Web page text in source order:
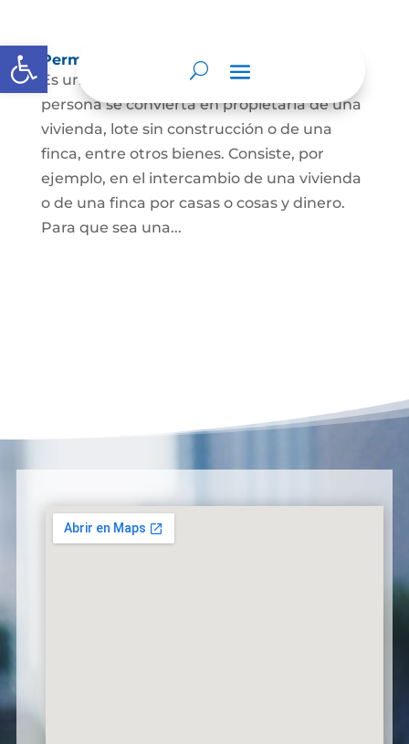
Abrir barra de herramientas
Permuta de Inmuebles
Es uno de los contratos para que una
persona se convierta en propietaria de una
vivienda, lote sin construcción o de una
finca, entre otros bienes. Consiste, por
ejemplo, en el intercambio de una vivienda
o de una finca por casas o cosas y dinero.
Para que sea una...